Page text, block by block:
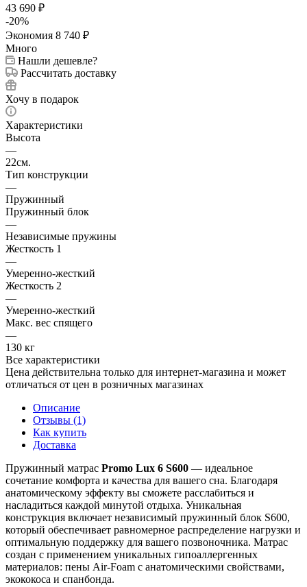
43 690 ₽
-20%
Экономия 8 740 ₽
Много
Нашли дешевле?
Рассчитать доставку
Хочу в подарок
Характеристики
Высота
—
22см.
Тип конструкции
—
Пружинный
Пружинный блок
—
Независимые пружины
Жесткость 1
—
Умеренно-жесткий
Жесткость 2
—
Умеренно-жесткий
Макс. вес спящего
—
130 кг
Все характеристики
Цена действительна только для интернет-магазина и может
отличаться от цен в розничных магазинах
Описание
Отзывы (1)
Как купить
Доставка
Пружинный матрас Promo Lux 6 S600 — идеальное
сочетание комфорта и качества для вашего сна. Благодаря
анатомическому эффекту вы сможете расслабиться и
насладиться каждой минутой отдыха. Уникальная
конструкция включает независимый пружинный блок S600,
который обеспечивает равномерное распределение нагрузки и
оптимальную поддержку для вашего позвоночника. Матрас
создан с применением уникальных гипоаллергенных
материалов: пены Air-Foam с анатомическими свойствами,
экококоса и спанбонда.